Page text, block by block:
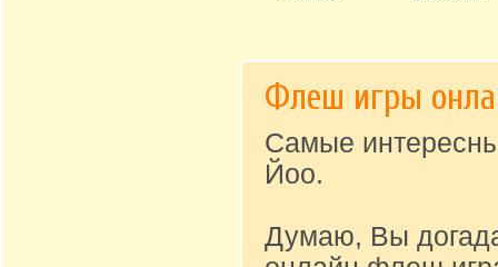
Флеш игры
Самые
Йоо.
Думаю, Вы